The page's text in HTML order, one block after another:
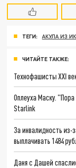
ТЕГИ: АКУЛА ИЗ
ЧИТАЙТЕ ТАКЖЕ:
Технофашисты XXI
Оплеуха Маску.
Starlink
За инвалидность из-
выплачивать 1484
Даня с Дашей